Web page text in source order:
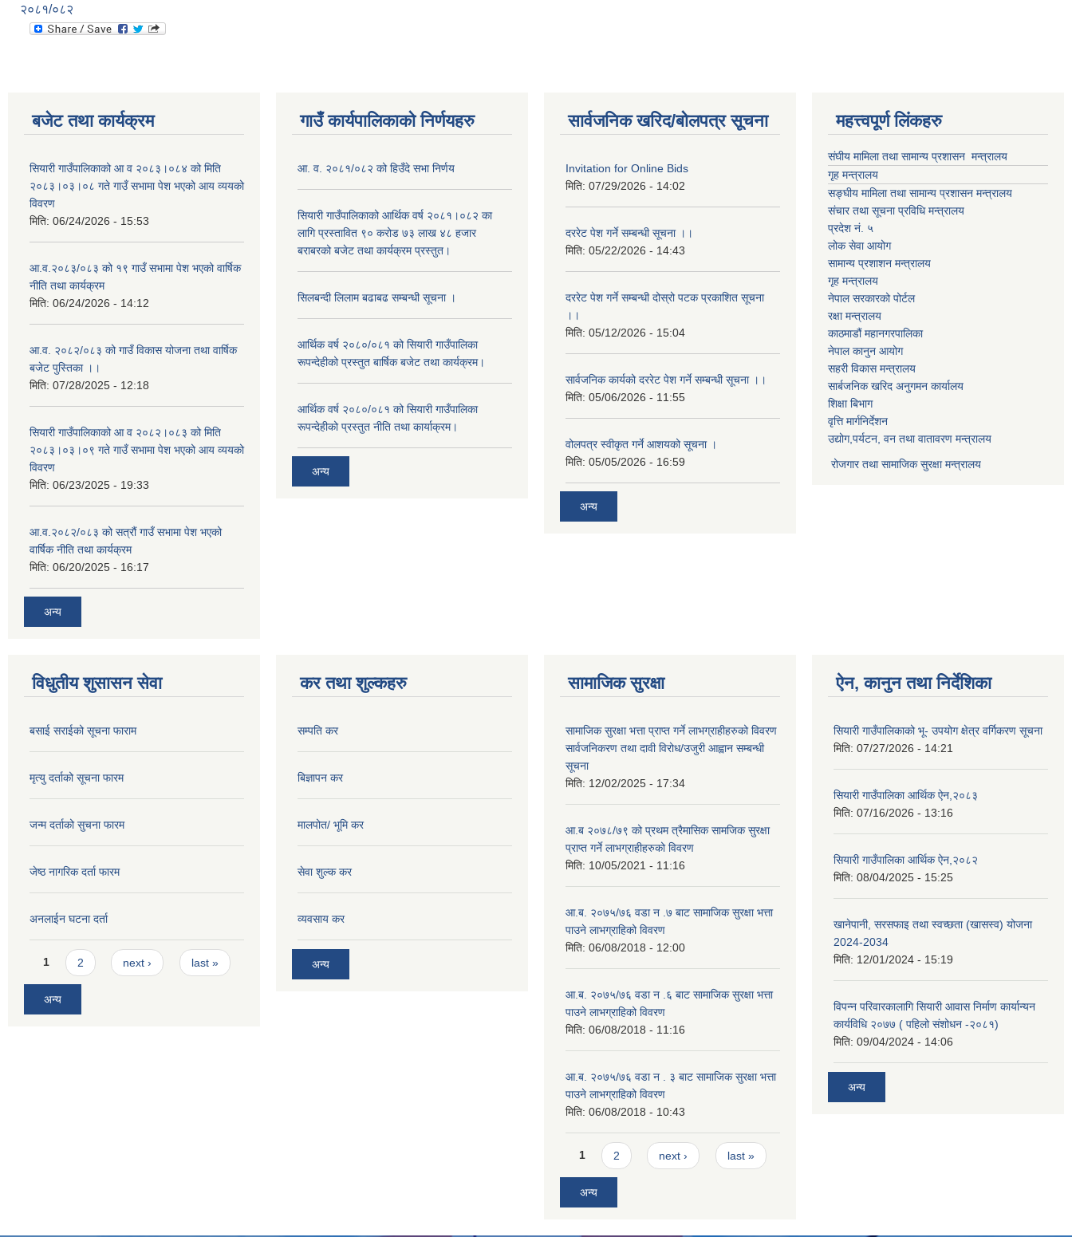
२०८१/०८२
बजेट तथा कार्यक्रम
सियारी गाउँपालिकाको आ व २०८३।०८४ को मिति
२०८३।०३।०८ गते गाउँ सभामा पेश भएको आय व्ययको
विवरण
मिति: 06/24/2026 - 15:53
आ.व.२०८३/०८३ को १९ गाउँ सभामा पेश भएको वार्षिक
नीति तथा कार्यक्रम
मिति: 06/24/2026 - 14:12
आ.व. २०८२/०८३ को गाउँ विकास योजना तथा वार्षिक
बजेट पुस्तिका ।।
मिति: 07/28/2025 - 12:18
सियारी गाउँपालिकाको आ व २०८२।०८३ को मिति
२०८३।०३।०९ गते गाउँ सभामा पेश भएको आय व्ययको
विवरण
मिति: 06/23/2025 - 19:33
आ.व.२०८२/०८३ को सत्रौं गाउँ सभामा पेश भएको
वार्षिक नीति तथा कार्यक्रम
मिति: 06/20/2025 - 16:17
अन्य
गाउँ कार्यपालिकाको निर्णयहरु
आ. व. २०८१/०८२ को हिउँदे सभा निर्णय
सियारी गाउँपालिकाको आर्थिक वर्ष २०८१।०८२ का
लागि प्रस्तावित ९० करोड ७३ लाख ४८ हजार
बराबरको बजेट तथा कार्यक्रम प्रस्तुत।
सिलबन्दी लिलाम बढाबढ सम्बन्धी सूचना ।
आर्थिक वर्ष २०८०/०८१ को सियारी गाउँपालिका
रूपन्देहीको प्रस्तुत बार्षिक बजेट तथा कार्यक्रम।
आर्थिक वर्ष २०८०/०८१ को सियारी गाउँपालिका
रूपन्देहीको प्रस्तुत नीति तथा कार्याक्रम।
अन्य
सार्वजनिक खरिद/बोलपत्र सूचना
Invitation for Online Bids
मिति: 07/29/2026 - 14:02
दररेट पेश गर्ने सम्बन्धी सूचना ।।
मिति: 05/22/2026 - 14:43
दररेट पेश गर्ने सम्बन्धी दोस्रो पटक प्रकाशित सूचना
।।
मिति: 05/12/2026 - 15:04
सार्वजनिक कार्यको दररेट पेश गर्ने सम्बन्धी सूचना ।।
मिति: 05/06/2026 - 11:55
वोलपत्र स्वीकृत गर्ने आशयको सूचना ।
मिति: 05/05/2026 - 16:59
अन्य
महत्त्वपूर्ण लिंकहरु
संघीय मामिला तथा सामान्य प्रशासन मन्त्रालय
गृह मन्त्रालय
सङ्घीय मामिला तथा सामान्य प्रशासन मन्त्रालय
संचार तथा सूचना प्रविधि मन्त्रालय
प्रदेश नं. ५
लोक सेवा आयोग
सामान्य प्रशाशन मन्त्रालय
गृह मन्त्रालय
नेपाल सरकारको पोर्टल
रक्षा मन्त्रालय
काठमाडौं महानगरपालिका
नेपाल कानुन आयोग
सहरी विकास मन्त्रालय
सार्बजनिक खरिद अनुगमन कार्यालय
शिक्षा बिभाग
वृत्ति मार्गनिर्देशन
उद्योग,पर्यटन, वन तथा वातावरण मन्त्रालय
रोजगार तथा सामाजिक सुरक्षा मन्त्रालय
विधुतीय शुसासन सेवा
बसाई सराईको सूचना फाराम
मृत्यु दर्ताको सूचना फारम
जन्म दर्ताको सुचना फारम
जेष्ठ नागरिक दर्ता फारम
अनलाईन घटना दर्ता
Pages
1 2 next › last »
अन्य
कर तथा शुल्कहरु
सम्पति कर
बिज्ञापन कर
मालपोत/ भूमि कर
सेवा शुल्क कर
व्यवसाय कर
अन्य
सामाजिक सुरक्षा
सामाजिक सुरक्षा भत्ता प्राप्त गर्ने लाभग्राहीहरुको विवरण
सार्वजनिकरण तथा दावी विरोध/उजुरी आह्वान सम्बन्धी
सूचना
मिति: 12/02/2025 - 17:34
आ.ब २०७८/७९ को प्रथम त्रैमासिक सामजिक सुरक्षा
प्राप्त गर्ने लाभग्राहीहरुको विवरण
मिति: 10/05/2021 - 11:16
आ.ब. २०७५/७६ वडा न .७ बाट सामाजिक सुरक्षा भत्ता
पाउने लाभग्राहिको विवरण
मिति: 06/08/2018 - 12:00
आ.ब. २०७५/७६ वडा न .६ बाट सामाजिक सुरक्षा भत्ता
पाउने लाभग्राहिको विवरण
मिति: 06/08/2018 - 11:16
आ.ब. २०७५/७६ वडा न . ३ बाट सामाजिक सुरक्षा भत्ता
पाउने लाभग्राहिको विवरण
मिति: 06/08/2018 - 10:43
Pages
1 2 next › last »
अन्य
ऐन, कानुन तथा निर्देशिका
सियारी गाउँपालिकाको भू- उपयोग क्षेत्र वर्गिकरण सूचना
मिति: 07/27/2026 - 14:21
सियारी गाउँपालिका आर्थिक ऐन,२०८३
मिति: 07/16/2026 - 13:16
सियारी गाउँपालिका आर्थिक ऐन,२०८२
मिति: 08/04/2025 - 15:25
खानेपानी, सरसफाइ तथा स्वच्छता (खासस्व) योजना
2024-2034
मिति: 12/01/2024 - 15:19
विपन्न परिवारकालागि सियारी आवास निर्माण कार्यान्यन
कार्यविधि २०७७ ( पहिलो संशोधन -२०८१)
मिति: 09/04/2024 - 14:06
अन्य